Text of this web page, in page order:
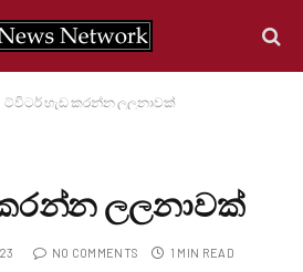
ට්විටර් හැඩ කරන්න ලලනාවක්
ලලනාවක්
NO COMMENTS 1 MIN READ